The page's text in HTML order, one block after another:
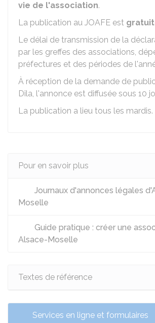
vie de l'association.
La publication au JOAFE est
Le délai de transmission de la
par les greffes des associations,
préfectures et des périodes de
À réception de la demande de
Dila, l'annonce est diffusée sous 10
La publication a lieu tous les mardis.
Pour en savoir plus
Journaux d'annonces légales
Moselle
Guide pratique : créer une
Alsace-Moselle
Textes de référence
Services en ligne et formulaires